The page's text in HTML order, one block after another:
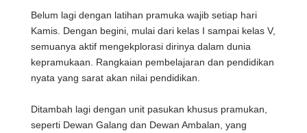
Belum lagi dengan latihan pramuka wajib setiap hari
Kamis. Dengan begini, mulai dari kelas I sampai kelas V,
semuanya aktif mengekplorasi dirinya dalam dunia
kepramukaan. Rangkaian pembelajaran dan pendidikan
nyata yang sarat akan nilai pendidikan.
Ditambah lagi dengan unit pasukan khusus pramukan,
seperti Dewan Galang dan Dewan Ambalan, yang